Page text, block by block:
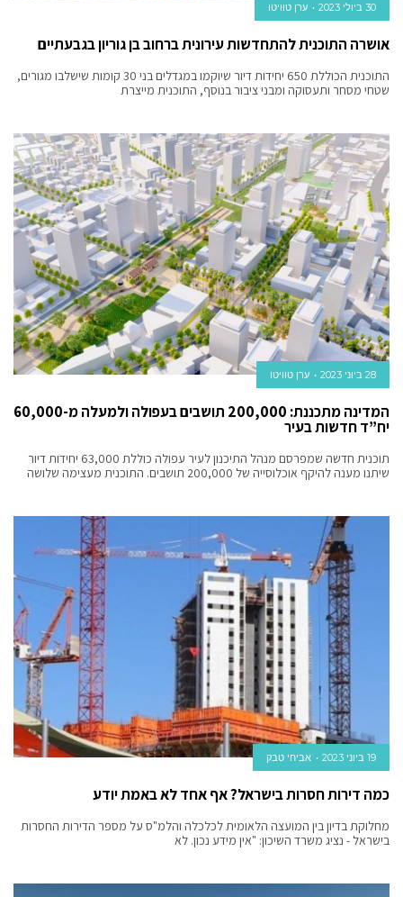
30 ביולי 2023 ערן טוויטו
אושרה התוכנית להתחדשות עירונית ברחוב בן גוריון בגבעתיים
התוכנית הכוללת 650 יחידות דיור שיוקמו במגדלים בני 30 קומות שישלבו מגורים,
שטחי מסחר ותעסוקה ומבני ציבור בנוסף, התוכנית מייצרת
28 ביוני 2023 ערן טוויטו
המדינה מתכננת: 200,000 תושבים בעפולה ולמעלה מ-60,000
יח”ד חדשות בעיר
תוכנית חדשה שמפרסם מנהל התיכנון לעיר עפולה כוללת 63,000 יחידות דיור
שיתנו מענה להיקף אוכלוסייה של 200,000 תושבים. התוכנית מעצימה שלושה
19 ביוני 2023 אביחי טבק‬‎
כמה דירות חסרות בישראל? אף אחד לא באמת יודע
מחלוקת בדיון בין המועצה הלאומית לכלכלה והלמ"ס על מספר הדירות החסרות
בישראל - נציג משרד השיכון: "אין מידע נכון. לא